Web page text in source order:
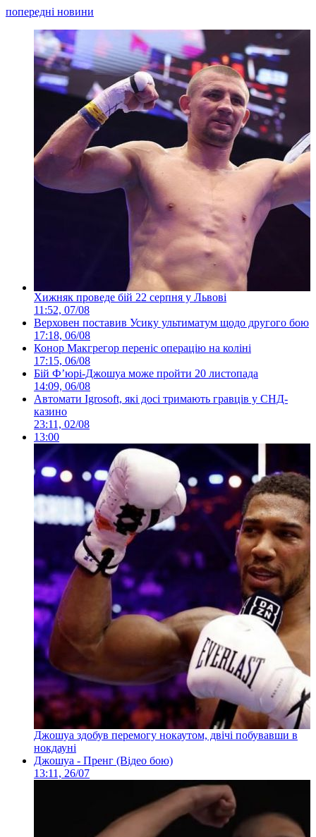
попередні новини
Хижняк проведе бій 22 серпня у Львові
11:52, 07/08
Верховен поставив Усику ультиматум щодо другого бою
17:18, 06/08
Конор Макгрегор переніс операцію на коліні
17:15, 06/08
Бій Ф’юрі-Джошуа може пройти 20 листопада
14:09, 06/08
Автомати Igrosoft, які досі тримають гравців у СНД-
казино
23:11, 02/08
13:00
Джошуа здобув перемогу нокаутом, двічі побувавши в
нокдауні
Джошуа - Пренг (Відео бою)
13:11, 26/07